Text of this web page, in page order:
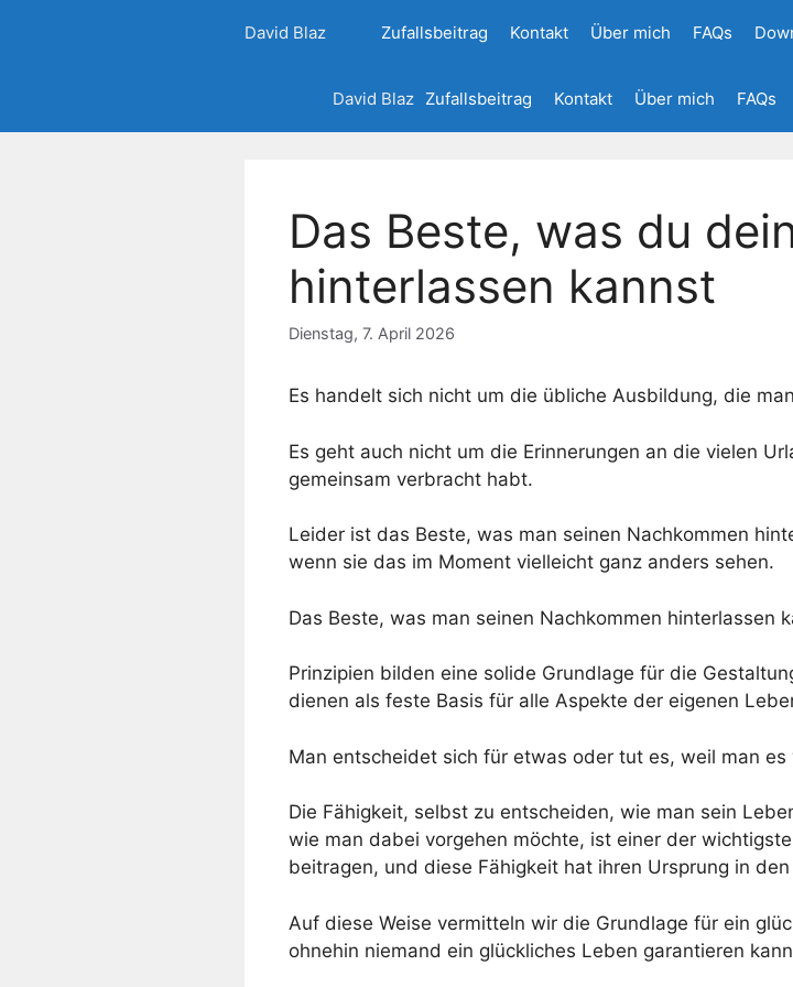
David Blaz Zufallsbeitrag Kontakt Über mich FAQs
David Blaz Zufallsbeitrag Kontakt Über mich FAQs
Das Beste, was du
hinterlassen kannst
Dienstag, 7. April 2026
Es handelt sich nicht um die übliche Ausbildung, die
Es geht auch nicht um die Erinnerungen an die vielen
gemeinsam verbracht habt.
Leider ist das Beste, was man seinen Nachkommen
wenn sie das im Moment vielleicht ganz anders sehen.
Das Beste, was man seinen Nachkommen hinterlassen
Prinzipien bilden eine solide Grundlage für die
dienen als feste Basis für alle Aspekte der eigenen
Man entscheidet sich für etwas oder tut es, weil man
Die Fähigkeit, selbst zu entscheiden, wie man sein
wie man dabei vorgehen möchte, ist einer der
beitragen, und diese Fähigkeit hat ihren Ursprung in den
Auf diese Weise vermitteln wir die Grundlage für ein
ohnehin niemand ein glückliches Leben garantieren